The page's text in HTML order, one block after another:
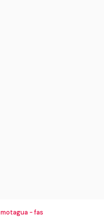
motagua - fas